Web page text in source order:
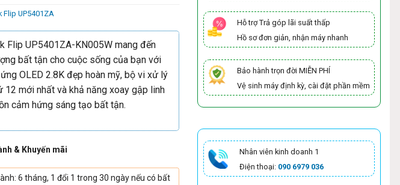
UP5401ZA
Flip UP5401ZA-KN005W mang đến
bất tận cho cuộc sống của bạn với
OLED 2.8K đẹp hoàn mỹ, bộ vi xử lý
12 mới nhất và khả năng xoay gập linh
cảm hứng sáng tạo bất tận.
& Khuyến mãi
6 tháng, 1 đổi 1 trong 30 ngày nếu có bất
Hỗ trợ Trả góp lãi suất thấp
Hồ sơ đơn giản, nhận máy nhanh
Bảo hành trọn đời MIỄN PHÍ
Vệ sinh máy định kỳ, cài đặt phần mềm
Nhân viên kinh doanh 1
Điện thoại: 090 6979 036